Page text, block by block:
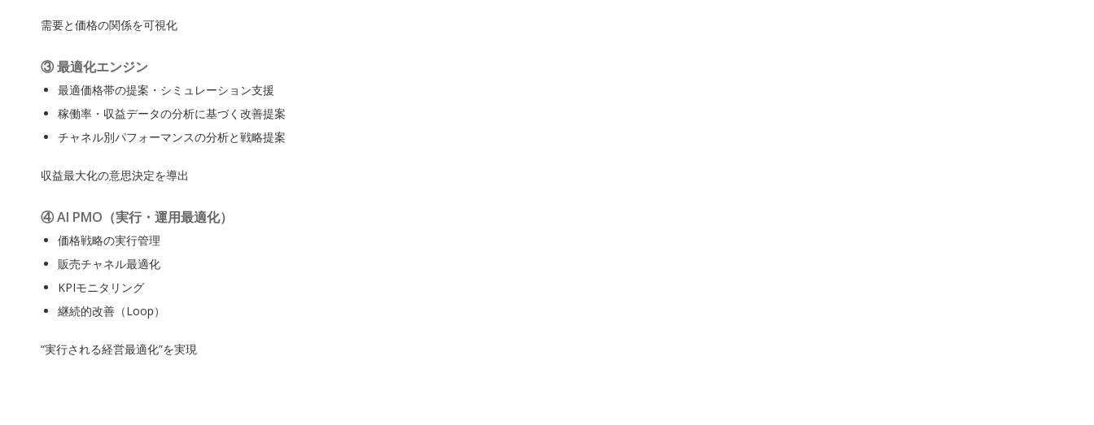
需要と価格の関係を可視化
③ 最適化エンジン
最適価格帯の提案・シミュレーション支援
稼働率・収益データの分析に基づく改善提案
チャネル別パフォーマンスの分析と戦略提案
収益最大化の意思決定を導出
④ AI PMO（実行・運用最適化）
価格戦略の実行管理
販売チャネル最適化
KPIモニタリング
継続的改善（Loop）
“実行される経営最適化”を実現